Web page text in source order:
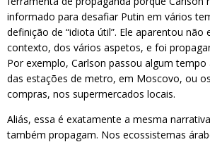
informado para desafiar Putin em vários
definição de “idiota útil”. Ele aparentou
contexto, dos vários aspetos, e foi
Por exemplo, Carlson passou algum
das estações de metro, em Moscovo, ou
compras, nos supermercados locais.
Aliás, essa é exatamente a mesma
também propagam. Nos ecossistemas